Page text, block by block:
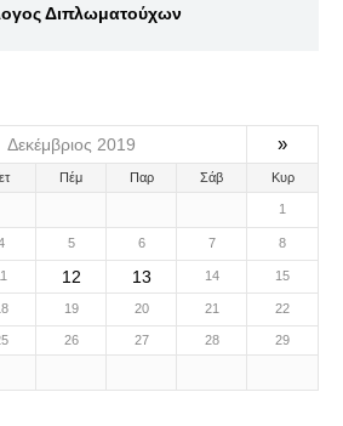
Διπλωματούχων
Δεκέμβριος 2019 »
Πέμ Παρ Σάβ Κυρ
1
5 6 7 8
12 13 14 15
19 20 21 22
26 27 28 29